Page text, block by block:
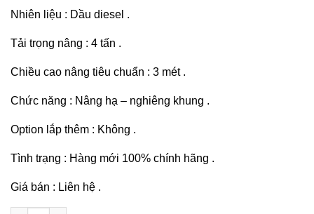
Nhiên liệu : Dầu diesel .
Tải trọng nâng : 4 tấn .
Chiều cao nâng tiêu chuẩn : 3 mét .
Chức năng : Nâng hạ – nghiêng khung .
Option lắp thêm : Không .
Tình trạng : Hàng mới 100% chính hãng .
Giá bán : Liên hệ .